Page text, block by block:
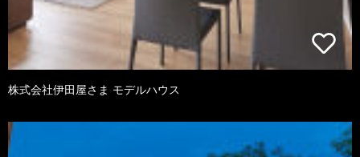
株式会社伊田屋さま モデルハウス